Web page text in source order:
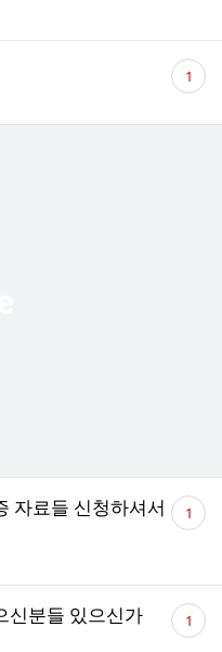
댓
글 1
자료들 신청하셔서 댓
글 1
신분들 있으신가
댓
글 1